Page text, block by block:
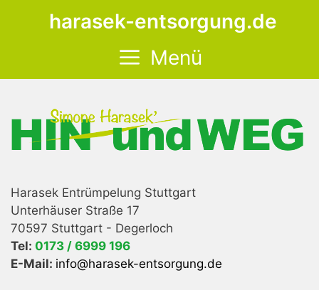
harasek-entsorgung.de
Menü
Harasek Entrümpelung Stuttgart
Unterhäuser Straße 17
70597 Stuttgart - Degerloch
Tel: 0173 / 6999 196
E-Mail: info@harasek-entsorgung.de